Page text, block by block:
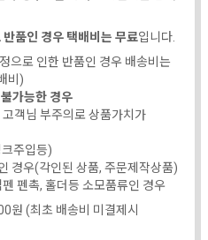
품인 경우 택배비는 무료입니다.
으로 인한 반품인 경우 배송비는
비)
가능한 경우
객님 부주의로 상품가치가
주입등)
경우(각인된 상품, 주문제작상품)
펜촉, 홀더등 소모품류인 경우
원 (최초 배송비 미결제시